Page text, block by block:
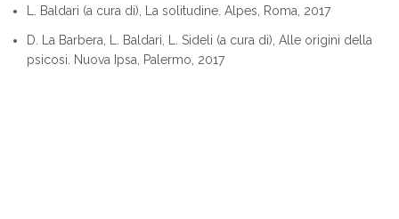
L. Baldari (a cura di), La solitudine. Alpes, Roma, 2017
D. La Barbera, L. Baldari, L. Sideli (a cura di), Alle origini della
psicosi. Nuova Ipsa, Palermo, 2017